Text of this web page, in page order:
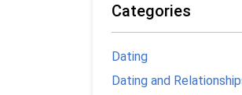
Categories
Dating
Dating and